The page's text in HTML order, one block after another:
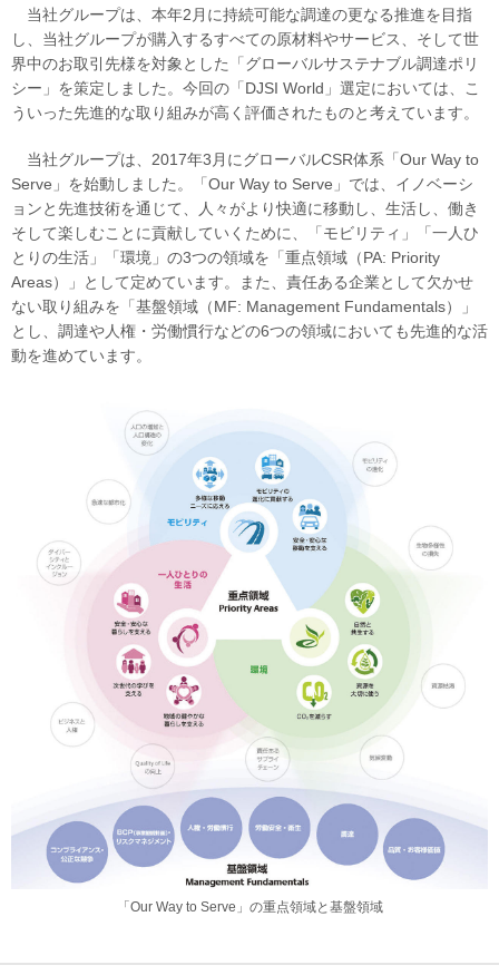
当社グループは、本年2月に持続可能な調達の更なる推進を目指
し、当社グループが購入するすべての原材料やサービス、そして世
界中のお取引先様を対象とした「グローバルサステナブル調達ポリ
シー」を策定しました。今回の「DJSI World」選定においては、こ
ういった先進的な取り組みが高く評価されたものと考えています。
当社グループは、2017年3月にグローバルCSR体系「Our Way to
Serve」を始動しました。「Our Way to Serve」では、イノベーシ
ョンと先進技術を通じて、人々がより快適に移動し、生活し、働き
そして楽しむことに貢献していくために、「モビリティ」「一人ひ
とりの生活」「環境」の3つの領域を「重点領域（PA: Priority
Areas）」として定めています。また、責任ある企業として欠かせ
ない取り組みを「基盤領域（MF: Management Fundamentals）」
とし、調達や人権・労働慣行などの6つの領域においても先進的な活
動を進めています。
「Our Way to Serve」の重点領域と基盤領域